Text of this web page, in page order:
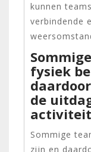
kunnen
verbindende
fysiek
de
Sommige
zijn en